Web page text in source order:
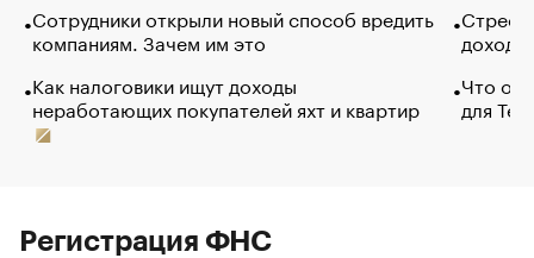
Сотрудники открыли новый способ вредить
компаниям. Зачем им это
Как налоговики ищут доходы
неработающих покупателей яхт и квартир
Что
для
Регистрация ФНС